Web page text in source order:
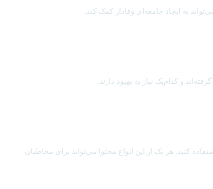
به ایجاد جامعه‌ای وفادار کمک کند.
و کدام‌یک نیاز به بهبود دارند.
کنید. هر یک از این انواع محتوا می‌تواند برای مخاطبان